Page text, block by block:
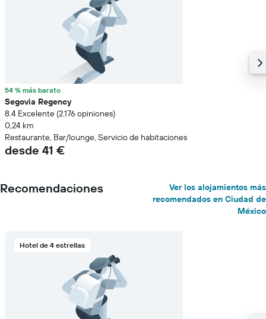
54 % más barato
Segovia Regency
8.4 Excelente (2.176 opiniones)
0,24 km
Restaurante, Bar/lounge, Servicio de habitaciones
desde 41 €
Recomendaciones
Ver los alojamientos más
recomendados en Ciudad de
México
Hotel de 4 estrellas